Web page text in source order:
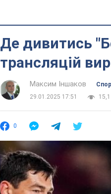
Де дивитись
трансляцій
Максим Іншаков
29.01.2025 17:51
15,1
0